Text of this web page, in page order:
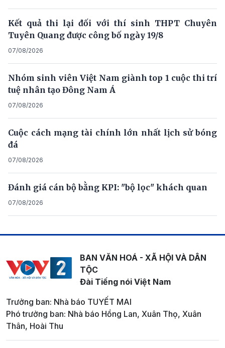
Kết quả thi lại đối với thí sinh THPT Chuyên
Tuyên Quang được công bố ngày 19/8
07/08/2026
Nhóm sinh viên Việt Nam giành top 1 cuộc thi trí
tuệ nhân tạo Đông Nam Á
07/08/2026
Cuộc cách mạng tài chính lớn nhất lịch sử bóng
đá
07/08/2026
Đánh giá cán bộ bằng KPI: "bộ lọc" khách quan
07/08/2026
BAN VĂN HOÁ - XÃ HỘI VÀ DÂN
TỘC
Đài Tiếng nói Việt Nam
Trưởng ban: Nhà báo TUYẾT MAI
Phó trưởng ban: Nhà báo Hồng Lan, Xuân Thọ, Xuân
Thân, Hoài Thu